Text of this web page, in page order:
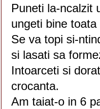
Puneti la-ncalzit
ungeti bine
Se va topi si-
si lasati sa
Intoarceti si
crocanta.
Am taiat-o in 6